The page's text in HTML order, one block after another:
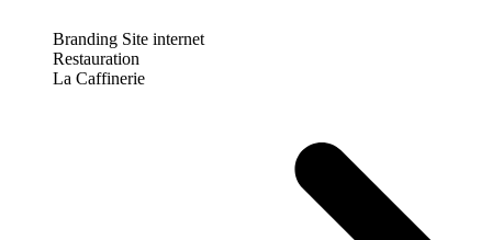
Branding Site internet
Restauration
La Caffinerie